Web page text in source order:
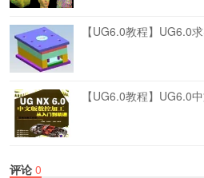
【UG6.0教程】UG6.0
【UG6.0教程】UG6.0
评论 0